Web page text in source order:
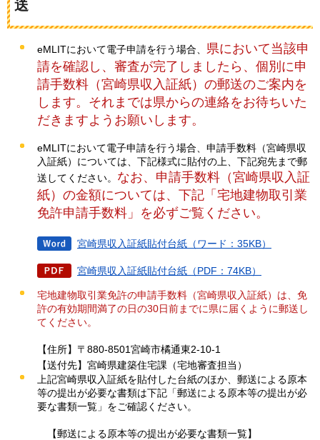
送
eMLITにおいて電子申請を行う場合、 県において当該申
請を確認し、審査が完了しましたら、個別に申
請手数料（宮崎県収入証紙）の郵送のご案内を
します。それまでは県からの連絡をお待ちいた
だきますようお願いします。
eMLITにおいて電子申請を行う場合、申請手数料（宮崎県収
入証紙）については、下記様式に貼付の上、下記宛先まで郵
送してください。 なお、申請手数料（宮崎県収入証
紙）の金額については、下記「宅地建物取引業
免許申請手数料」を必ずご覧ください。
宮崎県収入証紙貼付台紙（ワード：35KB）
宮崎県収入証紙貼付台紙（PDF：74KB）
宅地建物取引業免許の申請手数料（宮崎県収入証紙）は、免
許の有効期間満了の日の30日前までに県に届くように郵送し
てください。
【住所】〒880-8501宮崎市橘通東2-10-1
【送付先】宮崎県建築住宅課（宅地審査担当）
上記宮崎県収入証紙を貼付した台紙のほか、郵送による原本
等の提出が必要な書類は下記「郵送による原本等の提出が必
要な書類一覧」をご確認ください。
【郵送による原本等の提出が必要な書類一覧】